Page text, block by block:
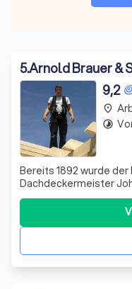
5.Arnold Brauer &
9,2
Bereits 1892 wurde
Dachdeckermeister
gegründet. Noch im
Unternehmen nach
Traditionsbetrieb fest
in vierter Generation
place
timelapse